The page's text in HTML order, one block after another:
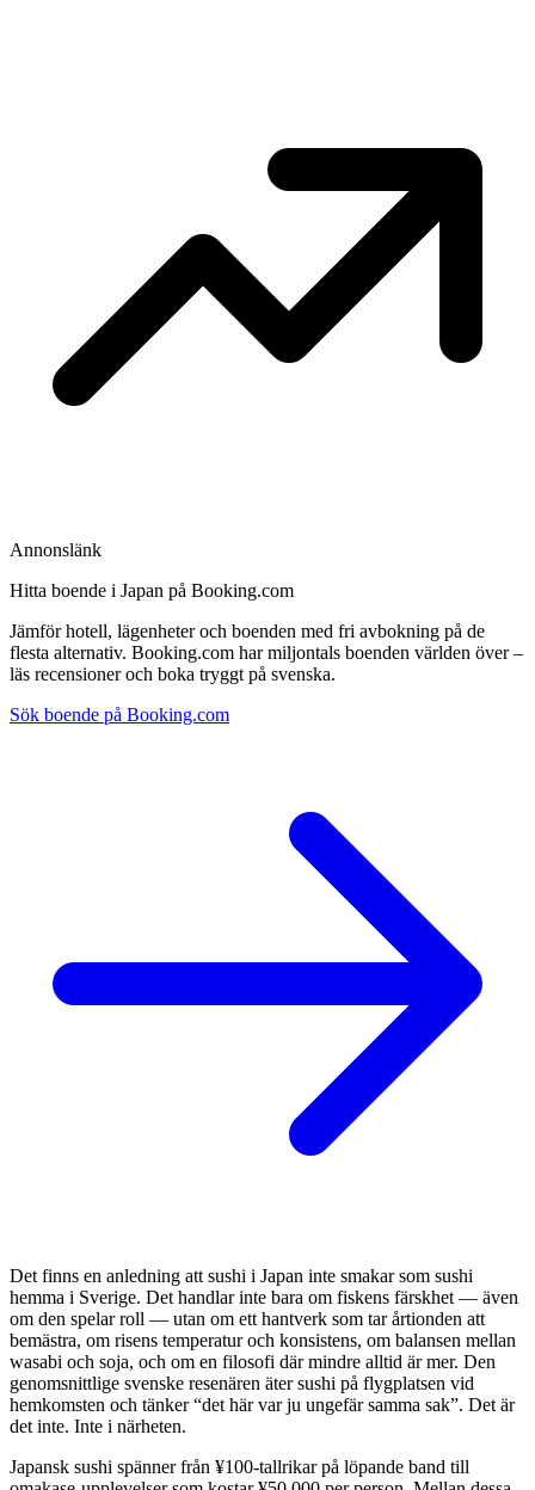
Annonslänk
Hitta boende i Japan på Booking.com
Jämför hotell, lägenheter och boenden med fri avbokning på de
flesta alternativ. Booking.com har miljontals boenden världen över –
läs recensioner och boka tryggt på svenska.
Sök boende på Booking.com
Det finns en anledning att sushi i Japan inte smakar som sushi
hemma i Sverige. Det handlar inte bara om fiskens färskhet — även
om den spelar roll — utan om ett hantverk som tar årtionden att
bemästra, om risens temperatur och konsistens, om balansen mellan
wasabi och soja, och om en filosofi där mindre alltid är mer. Den
genomsnittlige svenske resenären äter sushi på flygplatsen vid
hemkomsten och tänker “det här var ju ungefär samma sak”. Det är
det inte. Inte i närheten.
Japansk sushi spänner från ¥100-tallrikar på löpande band till